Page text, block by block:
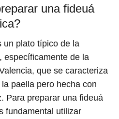
una fideuá
un plato típico de la
específicamente de la
que se caracteriza
paella pero hecha con
Para preparar una fideuá
fundamental utilizar